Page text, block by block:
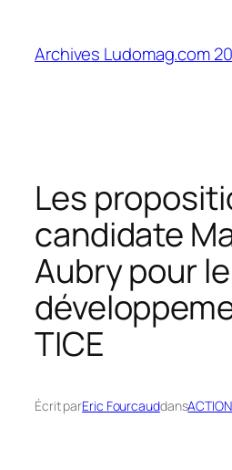
contenu
Archives Ludomag.com
Les
candidate
Aubry pour le
TICE
Écrit parEric Fourcauddans